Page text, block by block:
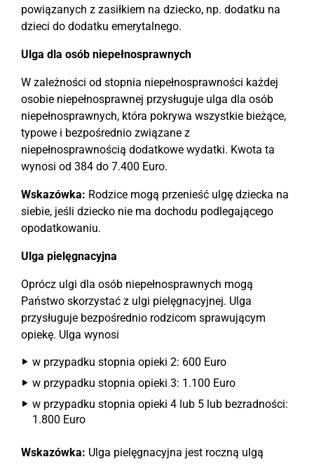
powiązanych z zasiłkiem na dziecko, np. dodatku na
dzieci do dodatku emerytalnego.
Ulga dla osób niepełnosprawnych
W zależności od stopnia niepełnosprawności każdej
osobie niepełnosprawnej przysługuje ulga dla osób
niepełnosprawnych, która pokrywa wszystkie bieżące,
typowe i bezpośrednio związane z
niepełnosprawnością dodatkowe wydatki. Kwota ta
wynosi od 384 do 7.400 Euro.
Wskazówka: Rodzice mogą przenieść ulgę dziecka na
siebie, jeśli dziecko nie ma dochodu podlegającego
opodatkowaniu.
Ulga pielęgnacyjna
Oprócz ulgi dla osób niepełnosprawnych mogą
Państwo skorzystać z ulgi pielęgnacyjnej. Ulga
przysługuje bezpośrednio rodzicom sprawującym
opiekę. Ulga wynosi
w przypadku stopnia opieki 2: 600 Euro
w przypadku stopnia opieki 3: 1.100 Euro
w przypadku stopnia opieki 4 lub 5 lub bezradności:
1.800 Euro
Wskazówka: Ulga pielęgnacyjna jest roczną ulgą